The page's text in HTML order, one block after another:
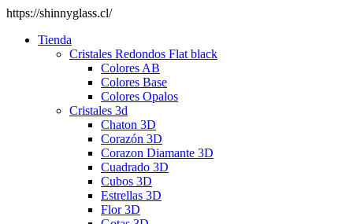
https://shinnyglass.cl/
Tienda
Cristales Redondos Flat black
Colores AB
Colores Base
Colores Opalos
Cristales 3d
Chaton 3D
Corazón 3D
Corazon Diamante 3D
Cuadrado 3D
Cubos 3D
Estrellas 3D
Flor 3D